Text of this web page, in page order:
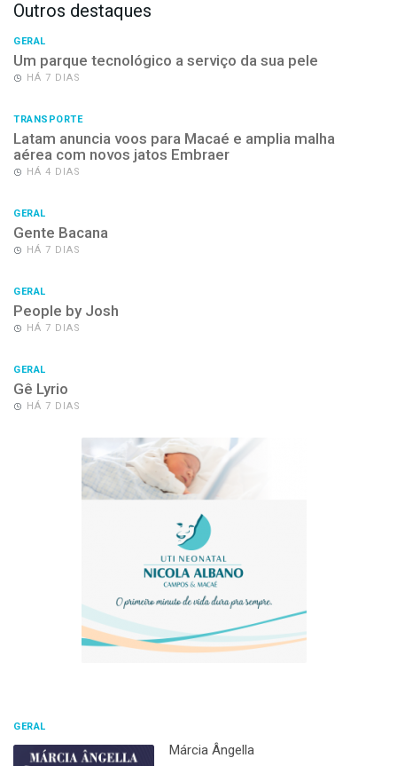
Outros destaques
GERAL
Um parque tecnológico a serviço da sua pele
HÁ 7 DIAS
TRANSPORTE
Latam anuncia voos para Macaé e amplia malha
aérea com novos jatos Embraer
HÁ 4 DIAS
GERAL
Gente Bacana
HÁ 7 DIAS
GERAL
People by Josh
HÁ 7 DIAS
GERAL
Gê Lyrio
HÁ 7 DIAS
GERAL
Márcia Ângella